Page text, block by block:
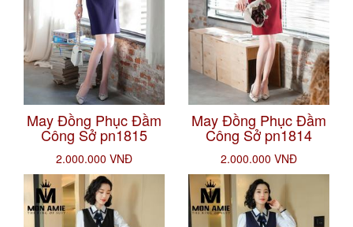
May Đồng Phục Đầm
Công Sở pn1815
2.000.000 VNĐ
May Đồng Phục Đầm
Công Sở pn1814
2.000.000 VNĐ